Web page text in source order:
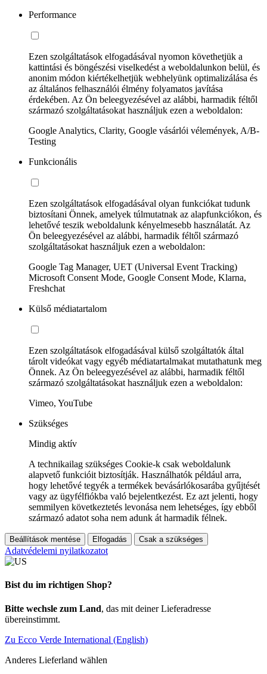
Performance
Ezen szolgáltatások elfogadásával nyomon követhetjük a
kattintási és böngészési viselkedést a weboldalunkon belül, és
anonim módon kiértékelhetjük webhelyünk optimalizálása és
az általános felhasználói élmény folyamatos javítása
érdekében. Az Ön beleegyezésével az alábbi, harmadik féltől
származó szolgáltatásokat használjuk ezen a weboldalon:
Google Analytics, Clarity, Google vásárlói vélemények, A/B-
Testing
Funkcionális
Ezen szolgáltatások elfogadásával olyan funkciókat tudunk
biztosítani Önnek, amelyek túlmutatnak az alapfunkciókon, és
lehetővé teszik weboldalunk kényelmesebb használatát. Az
Ön beleegyezésével az alábbi, harmadik féltől származó
szolgáltatásokat használjuk ezen a weboldalon:
Google Tag Manager, UET (Universal Event Tracking)
Microsoft Consent Mode, Google Consent Mode, Klarna,
Freshchat
Külső médiatartalom
Ezen szolgáltatások elfogadásával külső szolgáltatók által
tárolt videókat vagy egyéb médiatartalmakat mutathatunk meg
Önnek. Az Ön beleegyezésével az alábbi, harmadik féltől
származó szolgáltatásokat használjuk ezen a weboldalon:
Vimeo, YouTube
Szükséges
Mindig aktív
A technikailag szükséges Cookie-k csak weboldalunk
alapvető funkcióit biztosítják. Használhatók például arra,
hogy lehetővé tegyék a termékek bevásárlókosarába gyűjtését
vagy az ügyfélfiókba való bejelentkezést. Ez azt jelenti, hogy
semmilyen következtetés levonása nem lehetséges, így ebből
származó adatot soha nem adunk át harmadik félnek.
Beállítások mentése Elfogadás Csak a szükséges
Adatvédelemi nyilatkozatot
Bist du im richtigen Shop?
Bitte wechsle zum Land, das mit deiner Lieferadresse
übereinstimmt.
Zu Ecco Verde International (English)
Anderes Lieferland wählen